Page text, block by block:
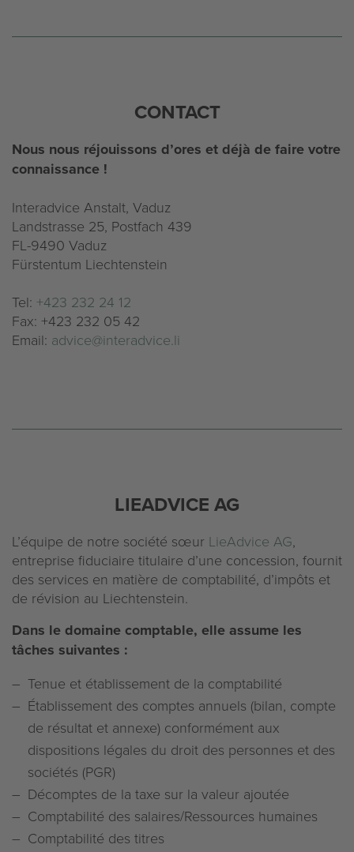
CONTACT
Nous nous réjouissons d’ores et déjà de faire votre
connaissance !
Interadvice Anstalt, Vaduz
Landstrasse 25, Postfach 439
FL-9490 Vaduz
Fürstentum Liechtenstein
Tel: +423 232 24 12
Fax: +423 232 05 42
Email: advice@interadvice.li
LIEADVICE AG
L’équipe de notre société sœur LieAdvice AG,
entreprise fiduciaire titulaire d’une concession, fournit
des services en matière de comptabilité, d’impôts et
de révision au Liechtenstein.
Dans le domaine comptable, elle assume les
tâches suivantes :
Tenue et établissement de la comptabilité
Établissement des comptes annuels (bilan, compte
de résultat et annexe) conformément aux
dispositions légales du droit des personnes et des
sociétés (PGR)
Décomptes de la taxe sur la valeur ajoutée
Comptabilité des salaires/Ressources humaines
Comptabilité des titres